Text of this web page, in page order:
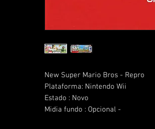
New Super Mario Bros - Repro
Plataforma: Nintendo Wii
Estado : Novo
Midia fundo : Opcional -